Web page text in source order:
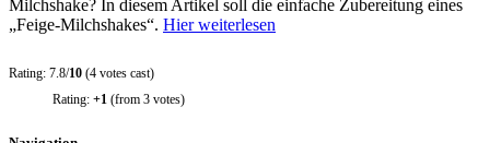
Milchshake? In diesem Artikel soll die einfache Zubereitung eines
„Feige-Milchshakes“. Hier weiterlesen
Rating: 7.8/10 (4 votes cast)
Rating: +1 (from 3 votes)